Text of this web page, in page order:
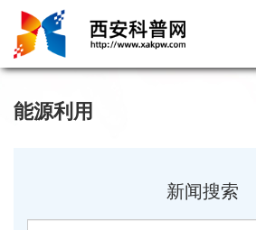
能源利用
新闻搜索